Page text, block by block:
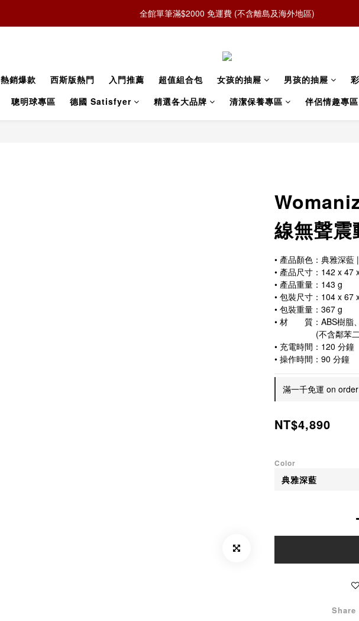
全館單筆滿$2000 免運費 (不含離島及海外地區)
熱銷爆款 西斯版熱門 入門推薦 超值組合包 女孩的抽屜 男孩的抽屜
聰明球專區
德國 Satisfyer 精選各大品牌 清潔保養專區 伴侶情趣專區
線無聲震
• 產品顏色：典雅深藍
• 產品尺寸：142 x 47
• 產品重量：143 g
• 包裝尺寸：104 x 67
• 包裝重量：367 g
• 材　　質：ABS樹脂
(不含鄰苯二甲
• 充電時間：120 分鐘
• 操作時間：90 分鐘
滿一千免運 on order
NT$4,890
Color
Share